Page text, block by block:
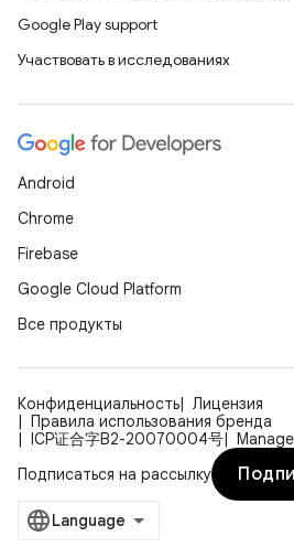
Google Play support
Участвовать в исследованиях
Android
Chrome
Firebase
Google Cloud Platform
Все продукты
Конфиденциальность
Лицензия
Правила использования бренда
ICP证合字B2-20070004号
Подписаться на рассылку